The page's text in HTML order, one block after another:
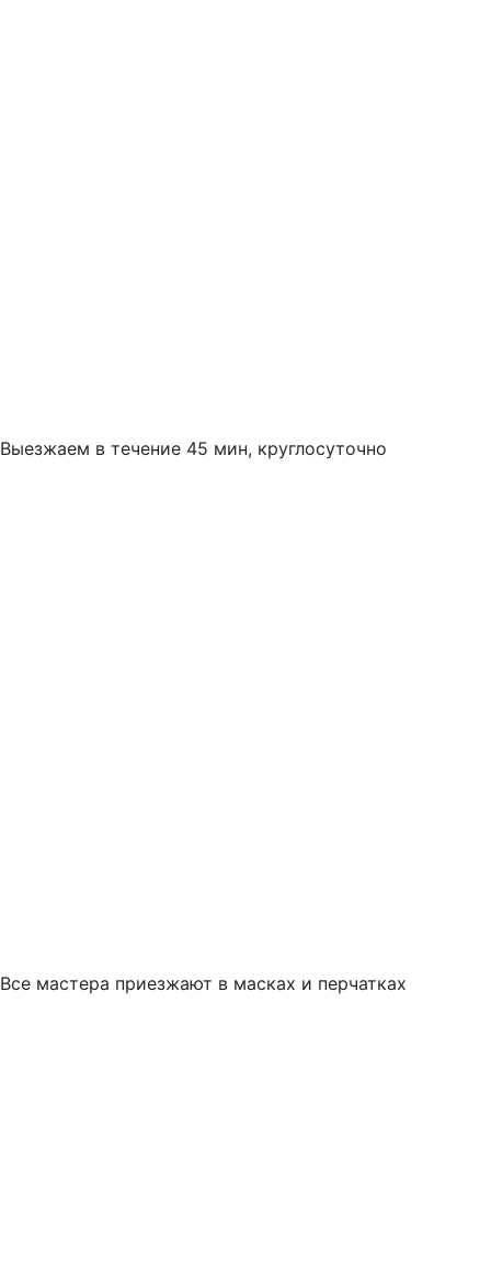
Выезжаем в течение 45 мин, круглосуточно
Все мастера приезжают в масках и перчатках